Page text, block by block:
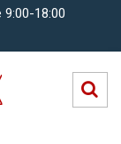
18:00